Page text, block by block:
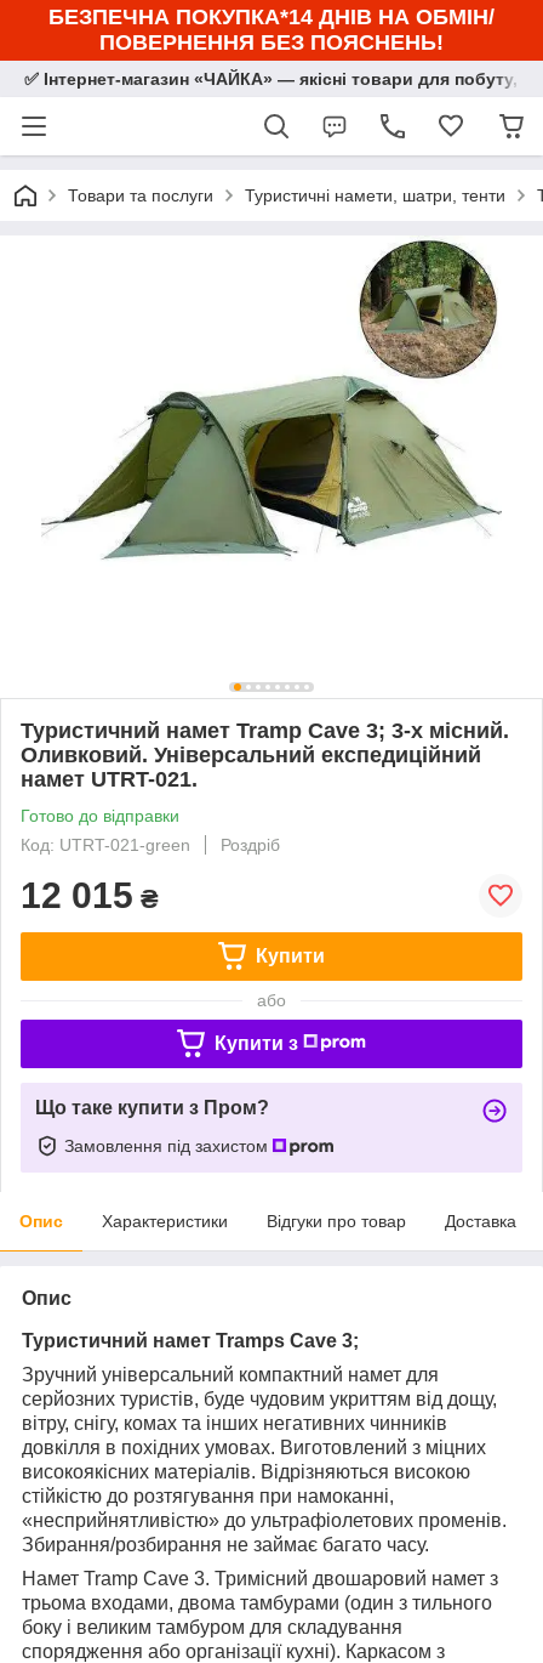
БЕЗПЕЧНА ПОКУПКА*14 ДНІВ НА ОБМІН/
ПОВЕРНЕННЯ БЕЗ ПОЯСНЕНЬ!
✅ Інтернет-магазин «ЧАЙКА» — якісні товари для побуту,
Товари та послуги Туристичні намети, шатри, тенти
Туристичний намет Tramp Cave 3; 3-х місний.
Оливковий. Універсальний експедиційний
намет UTRT-021.
Готово до відправки
Код: UTRT-021-green
Роздріб
12 015 ₴
Купити
або
Купити з
Що таке купити з Пром?
Замовлення під захистом
Опис Характеристики Відгуки про товар Доставка
Опис
Туристичний намет Tramps Cave 3;
Зручний універсальний компактний намет для
серйозних туристів, буде чудовим укриттям від дощу,
вітру, снігу, комах та інших негативних чинників
довкілля в похідних умовах. Виготовлений з міцних
високоякісних матеріалів. Відрізняються високою
стійкістю до розтягування при намоканні,
«несприйнятливістю» до ультрафіолетових променів.
Збирання/розбирання не займає багато часу.
Намет Tramp Cave 3. Тримісний двошаровий намет з
трьома входами, двома тамбурами (один з тильного
боку і великим тамбуром для складування
спорядження або організації кухні). Каркасом з